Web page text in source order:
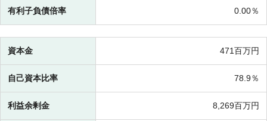
有利子負債倍率 0.00％
資本金 471百万円
自己資本比率 78.9％
利益余剰金 8,269百万円